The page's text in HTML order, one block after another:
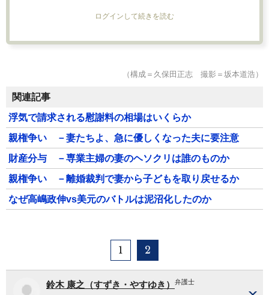
ログインして続きを読む
（構成＝久保田正志 撮影＝坂本道浩）
関連記事
浮気で請求される慰謝料の相場はいくらか
親権争い －妻たちよ、急に優しくなった夫に要注意
財産分与 －専業主婦の妻のヘソクリは誰のものか
親権争い －離婚裁判で妻から子どもを取り戻せるか
なぜ高嶋政伸vs美元のバトルは泥沼化したのか
1 2
鈴木 康之（すずき・やすゆき） 弁護士